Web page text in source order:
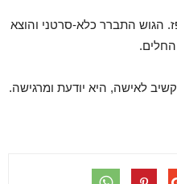
הגוש התברר כלא-סרטני והוצא
לאישה, היא יודעת ומרגישה.